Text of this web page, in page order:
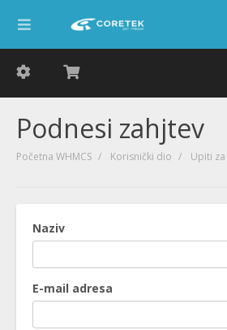
Podnesi zahjtev
Početna WHMCS Korisnički dio Upiti
Naziv
E-mail adresa